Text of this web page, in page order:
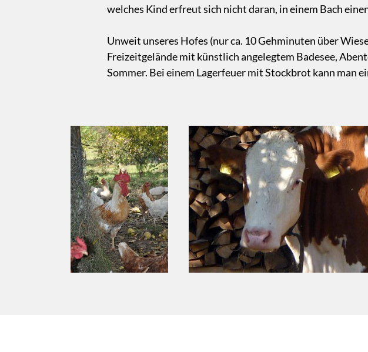
welches Kind erfreut sich nicht daran, in einem Bach
Unweit unseres Hofes (nur ca. 10 Gehminuten über
Freizeitgelände mit künstlich angelegtem Badesee,
Sommer. Bei einem Lagerfeuer mit Stockbrot kann man